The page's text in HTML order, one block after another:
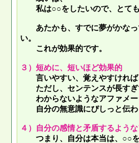
私は○○をしたいので、とても
あたかも、すでに夢がかなっ
い。
これが効果的です。
３）短めに、短いほど効果的
言いやすい、覚えやすければ
ただし、センテンスが長すぎ
わからないようなアファメー
自分の無意識にぴしっと伝わ
４）自分の感情と矛盾するよう
つまり、自分は本当は、○○を